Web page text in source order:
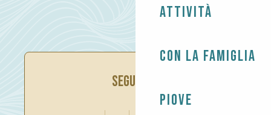
Attività
Con la famiglia
Piove
SEGUITECI